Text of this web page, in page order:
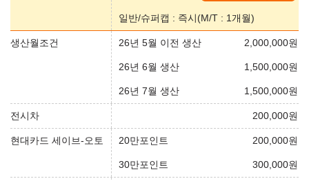
일반/슈퍼캡 : 즉시(M/T : 1개월)
생산월조건 26년 5월 이전 생산 2,000,000원
26년 6월 생산 1,500,000원
26년 7월 생산 1,500,000원
전시차 200,000원
현대카드 세이브-오토 20만포인트 200,000원
30만포인트 300,000원